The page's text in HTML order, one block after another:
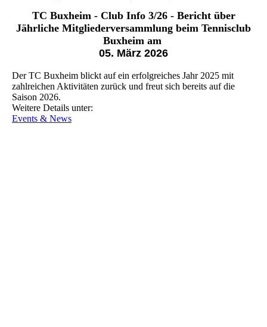
TC Buxheim - Club Info 3/26 - Bericht über
Jährliche Mitgliederversammlung beim Tennisclub
Buxheim am
05. März 2026
Der TC Buxheim blickt auf ein erfolgreiches Jahr 2025 mit
zahlreichen Aktivitäten zurück und freut sich bereits auf die
Saison 2026.
Weitere Details unter:
Events & News